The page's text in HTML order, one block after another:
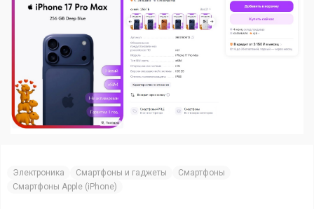
Электроника Смартфоны и гаджеты
Смартфоны
Смартфоны Apple (iPhone)